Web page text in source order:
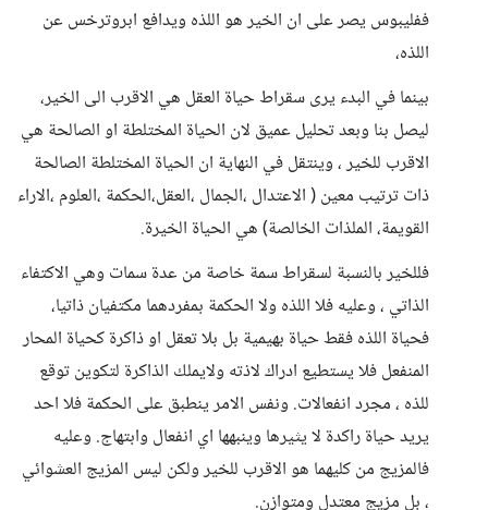
ففليبوس يصر على ان الخير هو اللذه ويدافع ابروترخس عن
اللذه،
بينما في البدء يرى سقراط حياة العقل هي الاقرب الى الخير،
ليصل بنا وبعد تحليل عميق لان الحياة المختلطة او الصالحة هي
الاقرب للخير ، وينتقل في النهاية ان الحياة المختلطة الصالحة
ذات ترتيب معين ( الاعتدال ،الجمال ،العقل،الحكمة ،العلوم ،الاراء
القويمة، الملذات الخالصة) هي الحياة الخيرة.
فللخير بالنسبة لسقراط سمة خاصة من عدة سمات وهي الاكتفاء
الذاتي ، وعليه فلا اللذه ولا الحكمة بمفردهما مكتفيان ذاتيا،
فحياة اللذه فقط حياة بهيمية بل بلا تعقل او ذاكرة كحياة المحار
المنفعل فلا يستطيع ادراك لاذته ولايملك الذاكرة لتكوين توقع
للذه ، مجرد انفعالات. ونفس الامر ينطبق على الحكمة فلا احد
يريد حياة راكدة لا يثيرها وينبهها اي انفعال وابتهاج. وعليه
فالمزيج من كليهما هو الاقرب للخير ولكن ليس المزيج العشوائي
، بل مزيج معتدل ومتوازن.